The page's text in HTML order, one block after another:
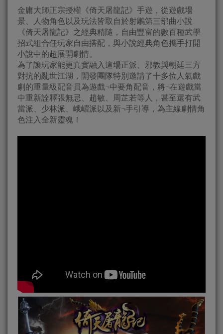
金庸大師正宗授權《倚天屠龍記》手遊，從遊戲場
景、人物角色以及玩法皆取自於射鵰第三部曲小說
《倚天屠龍記》之經典精隨，自由豐富的數百種武學
招式組合任玩家自由搭配，與小說經典角色攜手打開
小說中的超展開劇情。
為了讓玩家能更真實融入這場正派、邪教與朝廷三方
對抗的亂世江湖，開發團隊特別邀請了十多位人氣戲
劇的重量級配音員為遊戲¬中要角配音，將¬在遊戲當
中重新詮釋張無忌、趙敏、周芷若等人，甚至還有武
當派、少林派、峨嵋派以及新¬手引導，為主線劇情角
色注入全新靈魂！